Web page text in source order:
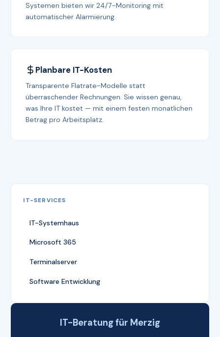
Systemen bieten wir 24/7-Monitoring mit
automatischer Alarmierung.
Planbare IT-Kosten
Transparente Flatrate-Modelle statt
überraschender Rechnungen. Sie wissen genau,
was Ihre IT kostet — mit einem festen monatlichen
Betrag pro Arbeitsplatz.
IT-SERVICES
IT-Systemhaus
Microsoft 365
Terminalserver
Software Entwicklung
IT-Beratung für Merzig